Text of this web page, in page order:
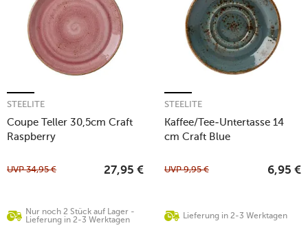
Coupe Teller 30,5cm Craft
Raspberry
STEELITE
Nur noch 2 Stück auf Lager -
Lieferung in 2-3 Werktagen
UVP34,95 € 27,95 €
Kaffee/Tee-Untertasse 14
cm Craft Blue
STEELITE
Lieferung in 2-3 Werktagen
UVP9,95 € 6,95 €